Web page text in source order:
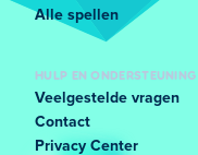
Alle spellen
HULP EN ONDERSTEUNING
Veelgestelde vragen
Contact
Privacy Center